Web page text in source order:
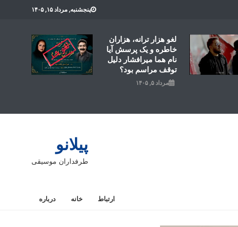
پنجشنبه, مرداد ۱۵, ۱۴۰۵
لغو هزار ترانه، هزاران
خاطره و یک پرسش آیا
نام هما میرافشار دلیل
توقف مراسم بود؟
مرداد ۵, ۱۴۰۵
پیلانو
طرفداران موسیقی
ارتباط خانه درباره